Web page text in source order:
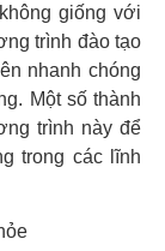
không giống với
trình đào tạo
nhanh chóng
Một số thành
trình này để
trong các lĩnh